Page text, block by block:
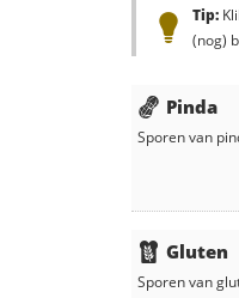
Tip:
(nog)
Pinda
Sporen van
Gluten
Sporen van